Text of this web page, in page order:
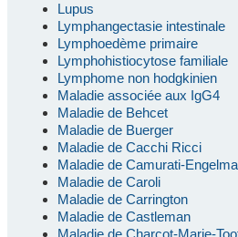
Lupus
Lymphangectasie intestinale
Lymphoedème primaire
Lymphohistiocytose familiale
Lymphome non hodgkinien
Maladie associée aux IgG4
Maladie de Behcet
Maladie de Buerger
Maladie de Cacchi Ricci
Maladie de Camurati-
Maladie de Caroli
Maladie de Carrington
Maladie de Castleman
Maladie de Charcot-Marie-